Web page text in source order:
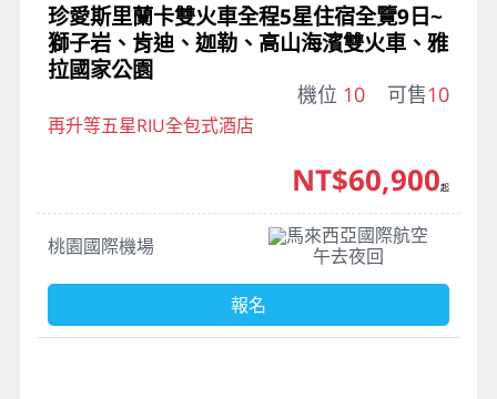
珍愛斯里蘭卡雙火車全程5星住宿全覽9日~
獅子岩、肯迪、迦勒、高山海濱雙火車、雅
拉國家公園
機位 10 可售10
再升等五星RIU全包式酒店
桃園國際機場
馬來西亞國際航空
午去夜回
NT$60,900起
報名